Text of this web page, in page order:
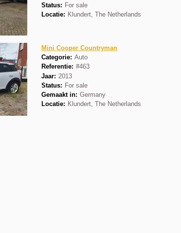
Status: For sale
Locatie: Klundert, The Netherlands
Mini Cooper Countryman
Categorie: Auto
Referentie: #463
Jaar: 2013
Status: For sale
Gemaakt in: Germany
Locatie: Klundert, The Netherlands